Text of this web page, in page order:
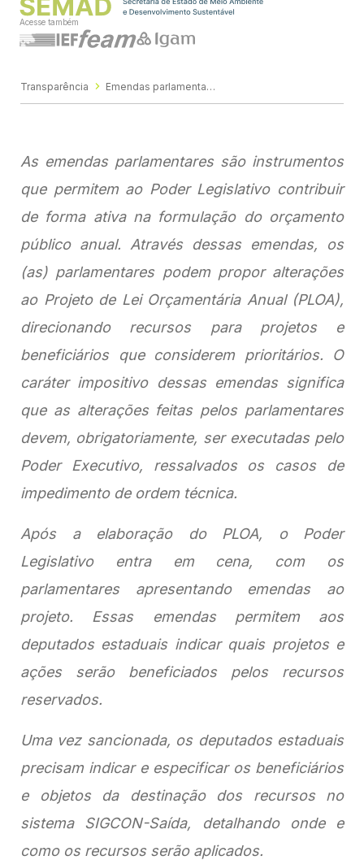
Acesse também
Transparência Emendas parlamentares
As emendas parlamentares são instrumentos
que permitem ao Poder Legislativo contribuir
de forma ativa na formulação do orçamento
público anual. Através dessas emendas, os
(as) parlamentares podem propor alterações
ao Projeto de Lei Orçamentária Anual (PLOA),
direcionando recursos para projetos e
beneficiários que considerem prioritários. O
caráter impositivo dessas emendas significa
que as alterações feitas pelos parlamentares
devem, obrigatoriamente, ser executadas pelo
Poder Executivo, ressalvados os casos de
impedimento de ordem técnica.
Após a elaboração do PLOA, o Poder
Legislativo entra em cena, com os
parlamentares apresentando emendas ao
projeto. Essas emendas permitem aos
deputados estaduais indicar quais projetos e
ações serão beneficiados pelos recursos
reservados.
Uma vez sancionada, os deputados estaduais
precisam indicar e especificar os beneficiários
e objetos da destinação dos recursos no
sistema SIGCON-Saída, detalhando onde e
como os recursos serão aplicados.